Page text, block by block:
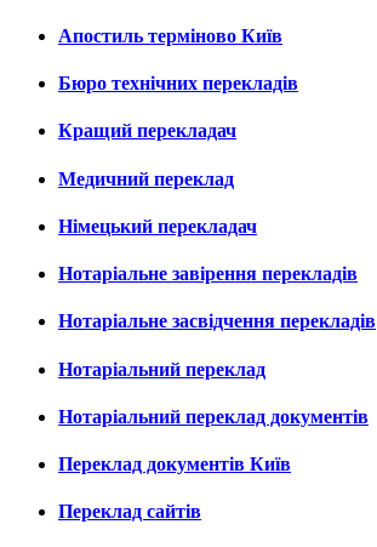
Апостиль терміново Київ
Бюро технічних перекладів
Кращий перекладач
Медичний переклад
Німецький перекладач
Нотаріальне завірення перекладів
Нотаріальне засвідчення перекладів
Нотаріальний переклад
Нотаріальний переклад документів
Переклад документів Київ
Переклад сайтів